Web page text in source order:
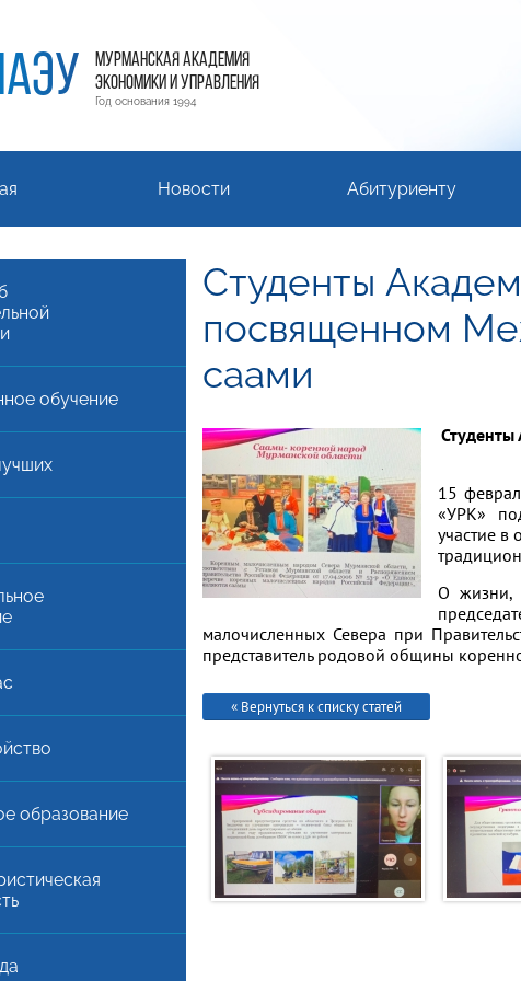
МУРМАНСКАЯ АКАДЕМИЯ
ЭКОНОМИКИ И УПРАВЛЕНИЯ
Год основания 1994
Новости Абитуриенту
обучение
образование
Студенты
посвященном
саами
15
«УРК»
участие
О жизни,
малочисленных Севера при
представитель родовой общины
« Вернуться к списку статей